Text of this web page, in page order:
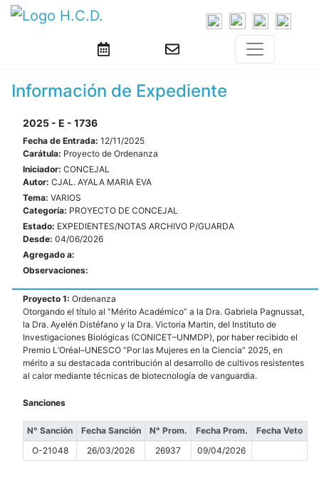
Información de Expediente
2025 - E - 1736
Fecha de Entrada: 12/11/2025
Carátula: Proyecto de Ordenanza
Iniciador: CONCEJAL
Autor: CJAL. AYALA MARIA EVA
Tema: VARIOS
Categoría: PROYECTO DE CONCEJAL
Estado: EXPEDIENTES/NOTAS ARCHIVO P/GUARDA
Desde: 04/06/2026
Agregado a:
Observaciones:
Proyecto 1: Ordenanza
Otorgando el título al “Mérito Académico” a la Dra. Gabriela Pagnussat,
la Dra. Ayelén Distéfano y la Dra. Victoria Martin, del Instituto de
Investigaciones Biológicas (CONICET–UNMDP), por haber recibido el
Premio L’Oréal–UNESCO “Por las Mujeres en la Ciencia” 2025, en
mérito a su destacada contribución al desarrollo de cultivos resistentes
al calor mediante técnicas de biotecnología de vanguardia.
Sanciones
N° Sanción Fecha Sanción N° Prom. Fecha Prom.
Fecha Veto
O-21048
26/03/2026 26937 09/04/2026